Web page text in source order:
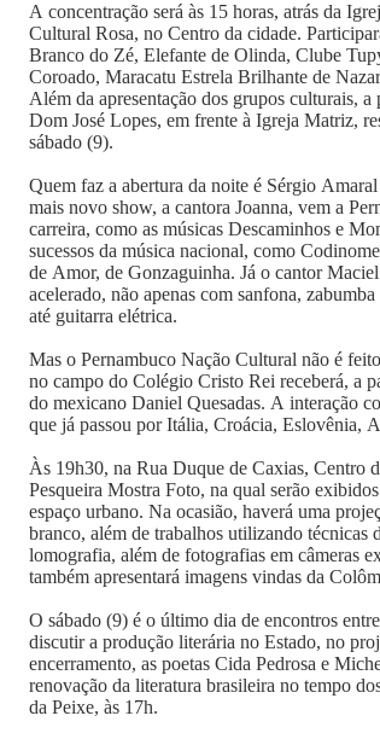
A concentração será às 15 horas, atrás da
Cultural Rosa, no Centro da cidade.
Branco do Zé, Elefante de Olinda, Clube
Coroado, Maracatu Estrela Brilhante de
Além da apresentação dos grupos culturais,
Dom José Lopes, em frente à Igreja Matriz,
sábado (9).
Quem faz a abertura da noite é Sérgio
mais novo show, a cantora Joanna, vem a
carreira, como as músicas Descaminhos e
sucessos da música nacional, como
de Amor, de Gonzaguinha. Já o cantor
acelerado, não apenas com sanfona,
até guitarra elétrica.
Mas o Pernambuco Nação Cultural não é
no campo do Colégio Cristo Rei receberá, a
do mexicano Daniel Quesadas. A interação
que já passou por Itália, Croácia, Eslovênia,
Às 19h30, na Rua Duque de Caxias, Centro
Pesqueira Mostra Foto, na qual serão
espaço urbano. Na ocasião, haverá uma
branco, além de trabalhos utilizando
lomografia, além de fotografias em câmeras
também apresentará imagens vindas da
O sábado (9) é o último dia de encontros
discutir a produção literária no Estado, no
encerramento, as poetas Cida Pedrosa e
renovação da literatura brasileira no tempo
da Peixe, às 17h.